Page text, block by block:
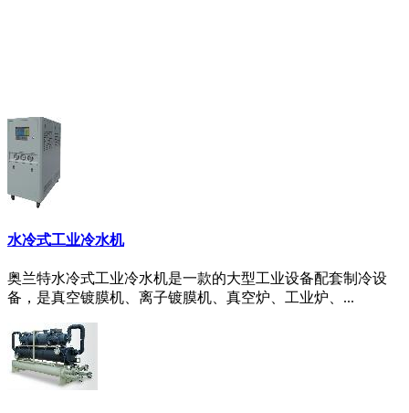
水冷式工业冷水机
奥兰特水冷式工业冷水机是一款的大型工业设备配套制冷设
备，是真空镀膜机、离子镀膜机、真空炉、工业炉、...